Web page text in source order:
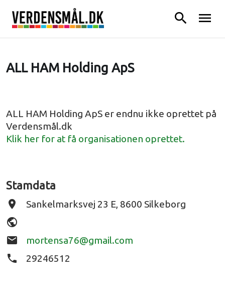
search menu
ALL HAM Holding ApS
ALL HAM Holding ApS er endnu ikke oprettet på
Verdensmål.dk
Klik her for at få organisationen oprettet.
Stamdata
place Sankelmarksvej 23 E, 8600 Silkeborg
public
email
mortensa76@gmail.com
phone 29246512